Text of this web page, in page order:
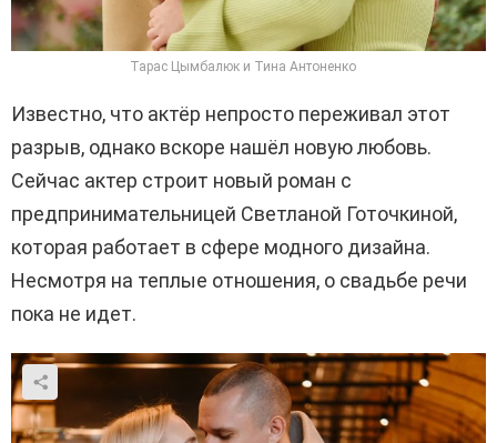
Тарас Цымбалюк и Тина Антоненко
Известно, что актёр непросто переживал этот
разрыв, однако вскоре нашёл новую любовь.
Сейчас актер строит новый роман с
предпринимательницей Светланой Готочкиной,
которая работает в сфере модного дизайна.
Несмотря на теплые отношения, о свадьбе речи
пока не идет.